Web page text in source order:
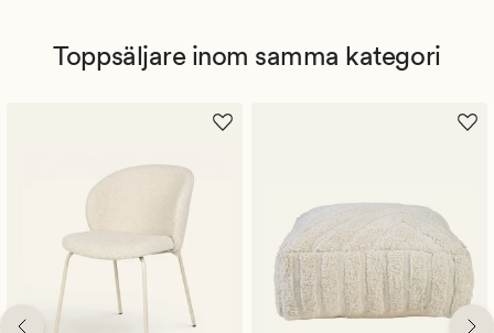
Toppsäljare inom samma kategori